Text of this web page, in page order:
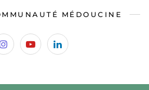
MÉDOUCINE